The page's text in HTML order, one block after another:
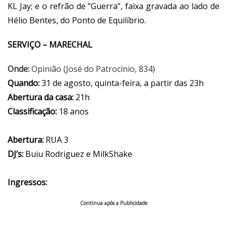
KL Jay; e o refrão de “Guerra”, faixa gravada ao lado de
Hélio Bentes, do Ponto de Equilíbrio.
SERVIÇO – MARECHAL
Onde:Opinião (José do Patrocínio, 834)
Quando:31 de agosto, quinta-feira, a partir das 23h
Abertura da casa: 21h
Classificação: 18 anos
Abertura: RUA 3
DJ’s: Buiu Rodriguez e MilkShake
Ingressos:
Continua após a Publicidade